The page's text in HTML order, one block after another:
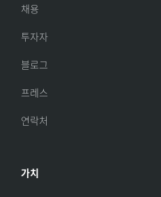
채용
투자자
블로그
프레스
연락처
가치